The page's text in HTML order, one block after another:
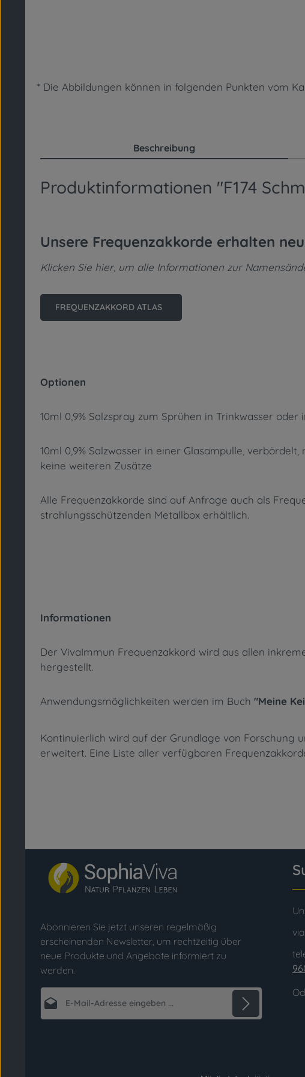
* Die Abbildungen können in folgenden Punkten vom
Beschreibung
Produktinformationen "F174
Unsere Frequenzakkorde erhalten
Klicken Sie hier, um alle Informationen zur
FREQUENZAKKORD ATLAS
Optionen
10ml 0,9% Salzspray zum Sprühen in Trinkwasser
10ml 0,9% Salzwasser in einer Glasampulle,
keine weiteren Zusätze
Alle Frequenzakkorde sind auf Anfrage auch als
strahlungsschützenden Metallbox erhältlich.
Informationen
Der VivaImmun Frequenzakkord wird aus allen
hergestellt.
Anwendungsmöglichkeiten werden im Buch "Meine
Kontinuierlich wird auf der Grundlage von Forschung
erweitert. Eine Liste aller verfügbaren
Abonnieren Sie jetzt unseren regelmäßig
erscheinenden Newsletter, um rechtzeitig über
neue Produkte und Angebote informiert zu
werden.